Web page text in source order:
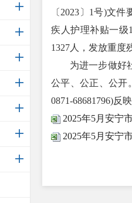
〔2023〕1号)文
疾人护理补贴一级
1327人，发放重度
为进一步做好社
公平、公正、公开
0871-68681796)反
2025年5月安宁
2025年5月安宁